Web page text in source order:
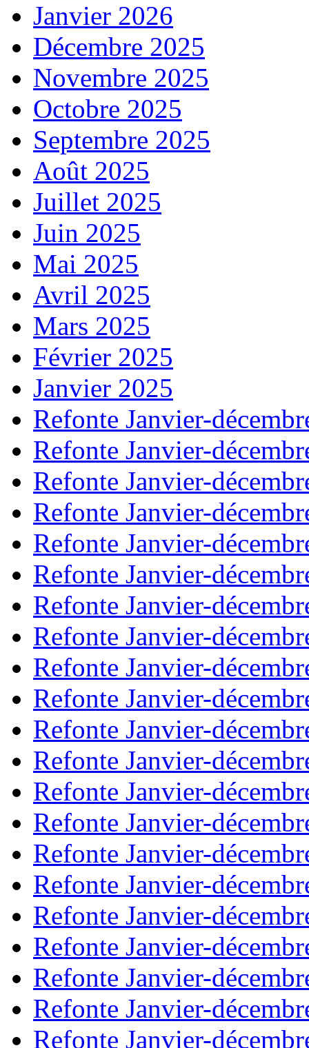
Janvier 2026
Décembre 2025
Novembre 2025
Octobre 2025
Septembre 2025
Août 2025
Juillet 2025
Juin 2025
Mai 2025
Avril 2025
Mars 2025
Février 2025
Janvier 2025
Refonte Janvier-
Refonte Janvier-
Refonte Janvier-
Refonte Janvier-
Refonte Janvier-
Refonte Janvier-
Refonte Janvier-
Refonte Janvier-
Refonte Janvier-
Refonte Janvier-
Refonte Janvier-
Refonte Janvier-
Refonte Janvier-
Refonte Janvier-
Refonte Janvier-
Refonte Janvier-
Refonte Janvier-
Refonte Janvier-
Refonte Janvier-
Refonte Janvier-
Refonte Janvier-